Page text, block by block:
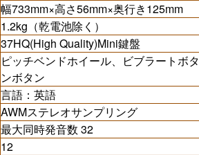
幅733mm×高さ56mm×奥行き125mm
1.2kg（乾電池除く）
37HQ(High Quality)Mini鍵盤
ピッチベンドホイール、ビブラートボ
ンボタン
言語：英語
AWMステレオサンプリング
最大同時発音数 32
12